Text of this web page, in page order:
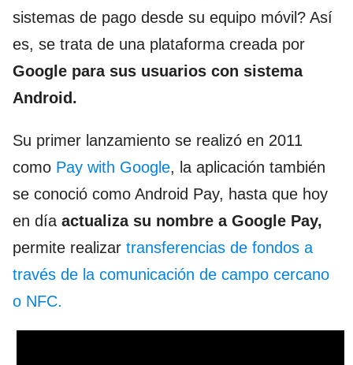
sistemas de pago desde su equipo móvil? Así
es, se trata de una plataforma creada por
Google para sus usuarios con sistema
Android.
Su primer lanzamiento se realizó en 2011
como Pay with Google, la aplicación también
se conoció como Android Pay, hasta que hoy
en día actualiza su nombre a Google Pay,
permite realizar transferencias de fondos a
través de la comunicación de campo cercano
o NFC.